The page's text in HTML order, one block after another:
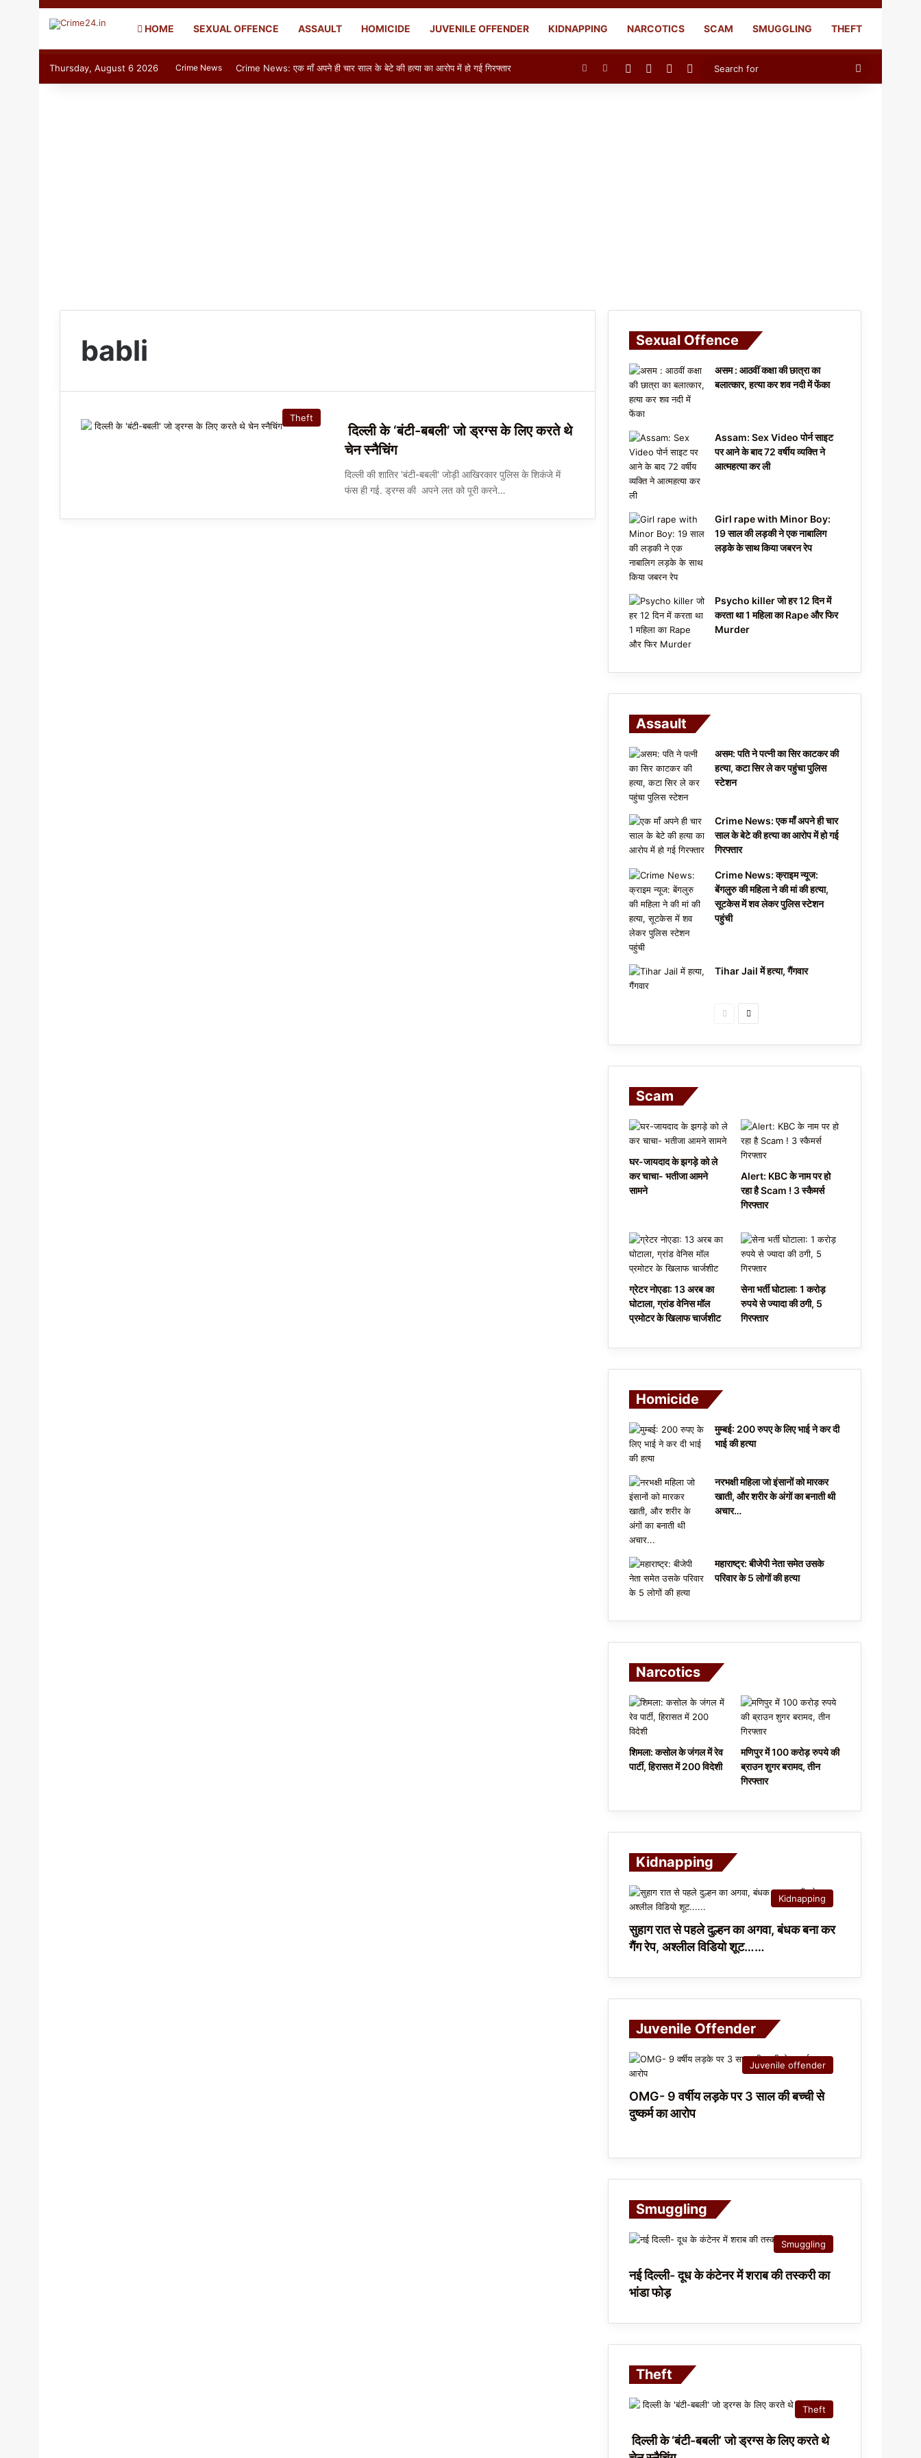
HOME SEXUAL OFFENCE ASSAULT HOMICIDE JUVENILE OFFENDER KIDNAPPING NARCOTICS SCAM SMUGGLING THEFT
Thursday, August 6 2026 Crime News Crime News: एक माँ अपने ही चार साल के बेटे की हत्या का आरोप में हो गई गिरफ्तार Facebook YouTubeInstagram
babli
Theft
दिल्ली के ‘बंटी-बबली’ जो ड्रग्स के लिए करते थे
चेन स्नैचिंग
दिल्ली की शातिर 'बंटी-बबली' जोड़ी आखिरकार पुलिस के शिकंजे में
फंस ही गई. ड्रग्स की अपने लत को पूरी करने…
Sexual Offence
असम : आठवीं कक्षा की छात्रा का
बलात्कार, हत्या कर शव नदी में फेंका
Assam: Sex Video पोर्न साइट
पर आने के बाद 72 वर्षीय व्यक्ति ने
आत्महत्या कर ली
Girl rape with Minor Boy:
19 साल की लड़की ने एक नाबालिग
लड़के के साथ किया जबरन रेप
Psycho killer जो हर 12 दिन में
करता था 1 महिला का Rape और फिर
Murder
Assault
असम: पति ने पत्नी का सिर काटकर की
हत्या, कटा सिर ले कर पहुंचा पुलिस
स्टेशन
Crime News: एक माँ अपने ही चार
साल के बेटे की हत्या का आरोप में हो गई
गिरफ्तार
Crime News: क्राइम न्यूज:
बेंगलुरु की महिला ने की मां की हत्या,
सूटकेस में शव लेकर पुलिस स्टेशन
पहुंची
Tihar Jail में हत्या, गैंगवार
u
g
e
Scam
घर-जायदाद के झगड़े को ले
कर चाचा- भतीजा आमने
सामने
Alert: KBC के नाम पर हो
रहा है Scam ! 3 स्कैमर्स
गिरफ्तार
ग्रेटर नोएडा: 13 अरब का
घोटाला, ग्रांड वेनिस मॉल
प्रमोटर के खिलाफ चार्जशीट
सेना भर्ती घोटाला: 1 करोड़
रुपये से ज्यादा की ठगी, 5
गिरफ्तार
Homicide
मुम्बई: 200 रुपए के लिए भाई ने कर दी
भाई की हत्या
नरभक्षी महिला जो इंसानों को मारकर
खाती, और शरीर के अंगों का बनाती थी
अचार…
महाराष्ट्र: बीजेपी नेता समेत उसके
परिवार के 5 लोगों की हत्या
Narcotics
शिमला: कसोल के जंगल में रेव
पार्टी, हिरासत में 200 विदेशी
मणिपुर में 100 करोड़ रुपये की
ब्राउन शुगर बरामद, तीन
गिरफ्तार
Kidnapping
Kidnapping
सुहाग रात से पहले दुल्हन का अगवा, बंधक बना कर
गैंग रेप, अश्लील विडियो शूट……
Juvenile Offender
Juvenile offender
OMG- 9 वर्षीय लड़के पर 3 साल की बच्ची से
दुष्कर्म का आरोप
Smuggling
Smuggling
नई दिल्ली- दूध के कंटेनर में शराब की तस्करी का
भांडा फोड़
Theft
Theft
दिल्ली के ‘बंटी-बबली’ जो ड्रग्स के लिए करते थे